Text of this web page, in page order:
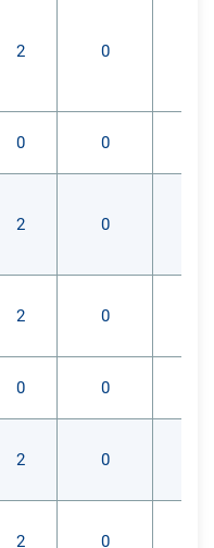
2 0
0 0
2 0
2 0
0 0
2 0
2 0